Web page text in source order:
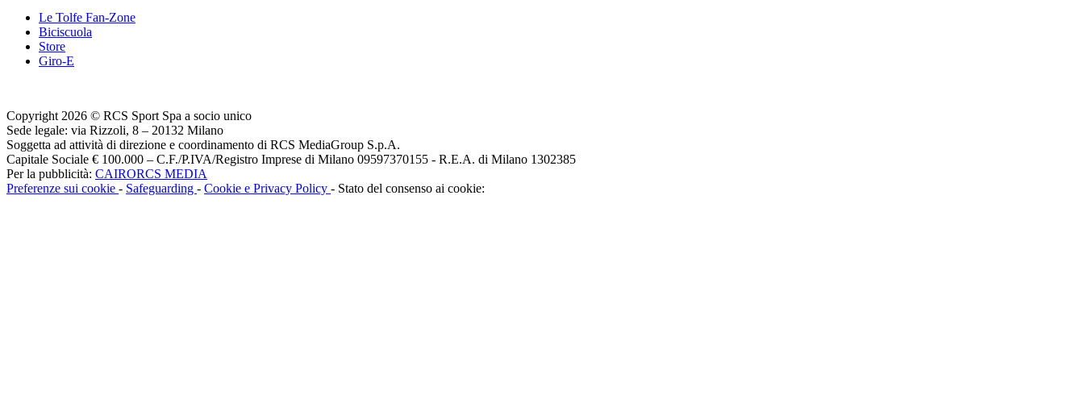
Le Tolfe Fan-Zone
Biciscuola
Store
Giro-E
Copyright 2026 © RCS Sport Spa a socio unico
Sede legale: via Rizzoli, 8 – 20132 Milano
Soggetta ad attività di direzione e coordinamento di RCS MediaGroup S.p.A.
Capitale Sociale € 100.000 – C.F./P.IVA/Registro Imprese di Milano 09597370155 - R.E.A. di Milano 1302385
Per la pubblicità: CAIRORCS MEDIA
Preferenze sui cookie - Safeguarding - Cookie e Privacy Policy - Stato del consenso ai cookie: